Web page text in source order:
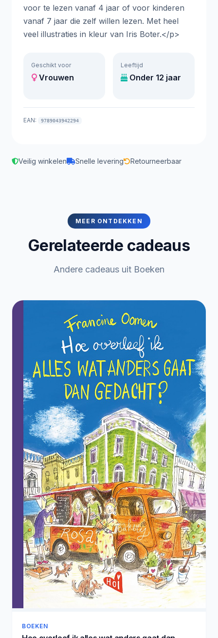
voor te lezen vanaf 4 jaar of voor kinderen
vanaf 7 jaar die zelf willen lezen. Met heel
veel illustraties in kleur van Iris Boter.</p>
Geschikt voor
Vrouwen
Leeftijd
Onder 12 jaar
EAN: 9789043942294
Veilig winkelen Snelle levering Retourneerbaar
MEER ONTDEKKEN
Gerelateerde cadeaus
Andere cadeaus uit Boeken
BOEKEN